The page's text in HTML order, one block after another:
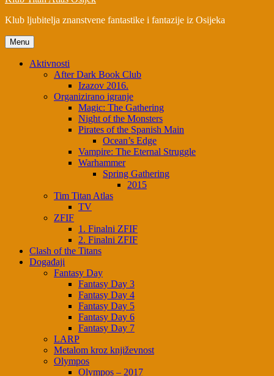
Klub ljubitelja znanstvene fantastike i fantazije iz Osijeka
Menu
Aktivnosti
After Dark Book Club
Izazov 2016.
Organizirano igranje
Magic: The Gathering
Night of the Monsters
Pirates of the Spanish Main
Ocean’s Edge
Vampire: The Eternal Struggle
Warhammer
Spring Gathering
2015
Tim Titan Atlas
TV
ZFIF
1. Finalni ZFIF
2. Finalni ZFIF
Clash of the Titans
Događaji
Fantasy Day
Fantasy Day 3
Fantasy Day 4
Fantasy Day 5
Fantasy Day 6
Fantasy Day 7
LARP
Metalom kroz književnost
Olympos
Olympos – 2017